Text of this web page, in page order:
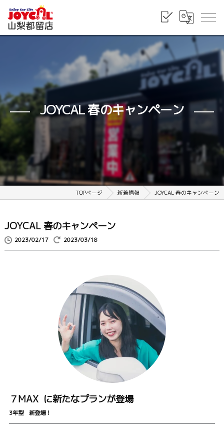
JOYCAL 春のキャンペーン
TOPページ 新着情報 JOYCAL 春のキャンペーン
JOYCAL 春のキャンペーン
2023/02/17 2023/03/18
７MAX に新たなプランが登場
3年型 新登場！